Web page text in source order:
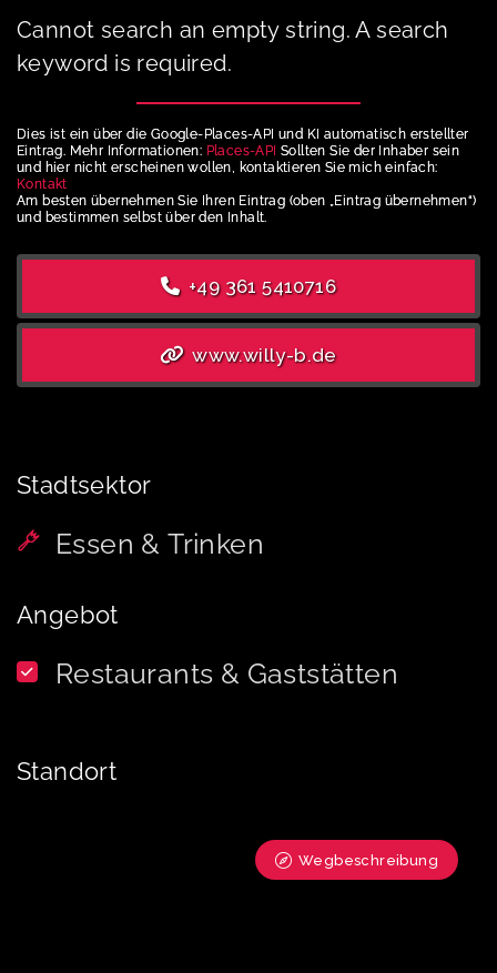
Cannot search an empty string. A search
keyword is required.
Dies ist ein über die Google-Places-API und KI automatisch erstellter
Eintrag. Mehr Informationen: Places-API Sollten Sie der Inhaber sein
und hier nicht erscheinen wollen, kontaktieren Sie mich einfach:
Kontakt
Am besten übernehmen Sie Ihren Eintrag (oben „Eintrag übernehmen“)
und bestimmen selbst über den Inhalt.
+49 361 5410716
www.willy-b.de
Stadtsektor
Essen & Trinken
Angebot
Restaurants & Gaststätten
Standort
Wegbeschreibung